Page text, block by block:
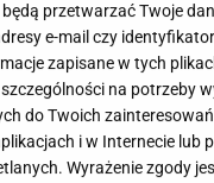
z Realem Betis
w tych
ją wykorzystał,
przetwarzać Twoje
e-mail czy
zapisane w tych
na potrzeby
do Twoich
i w Internecie lub
Wyrażenie zgody